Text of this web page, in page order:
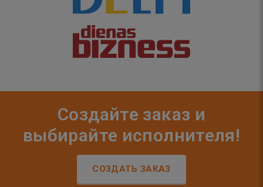
Создайте заказ и
выбирайте исполнителя!
СОЗДАТЬ ЗАКАЗ